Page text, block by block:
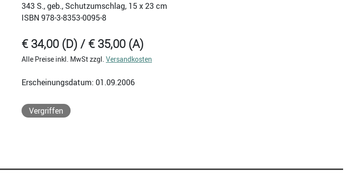
343 S., geb., Schutzumschlag, 15 x 23 cm
ISBN 978-3-8353-0095-8
€ 34,00 (D) / € 35,00 (A)
Alle Preise inkl. MwSt zzgl. Versandkosten
Erscheinungsdatum: 01.09.2006
Vergriffen